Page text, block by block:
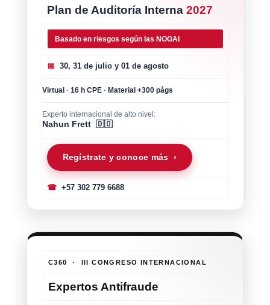
Plan de Auditoría Interna 2027
Basado en riesgos según las NOGAI
📅 30, 31 de julio y 01 de agosto
Virtual · 16 h CPE · Material +300 págs
Experto internacional de alto nivel:
Nahun Frett 🇩🇴
Regístrate y conoce más ›
☎+57 302 779 6688
C360 · III CONGRESO INTERNACIONAL
Expertos Antifraude